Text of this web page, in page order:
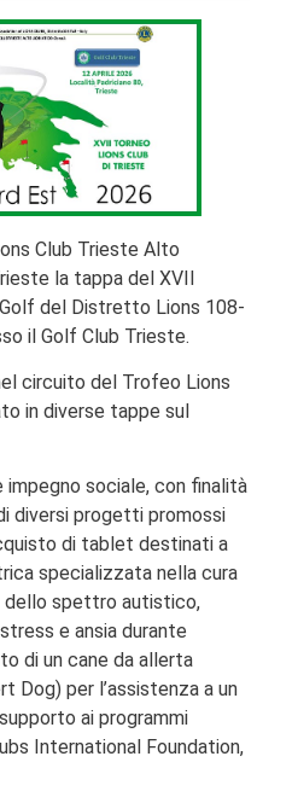
Club Trieste Alto
la tappa del XVII
del Distretto Lions 108-
il Golf Club Trieste.
circuito del Trofeo Lions
in diverse tappe sul
impegno sociale, con finalità
diversi progetti promossi
di tablet destinati a
specializzata nella cura
dello spettro autistico,
e ansia durante
di un cane da allerta
Dog) per l’assistenza a un
ai programmi
International Foundation,